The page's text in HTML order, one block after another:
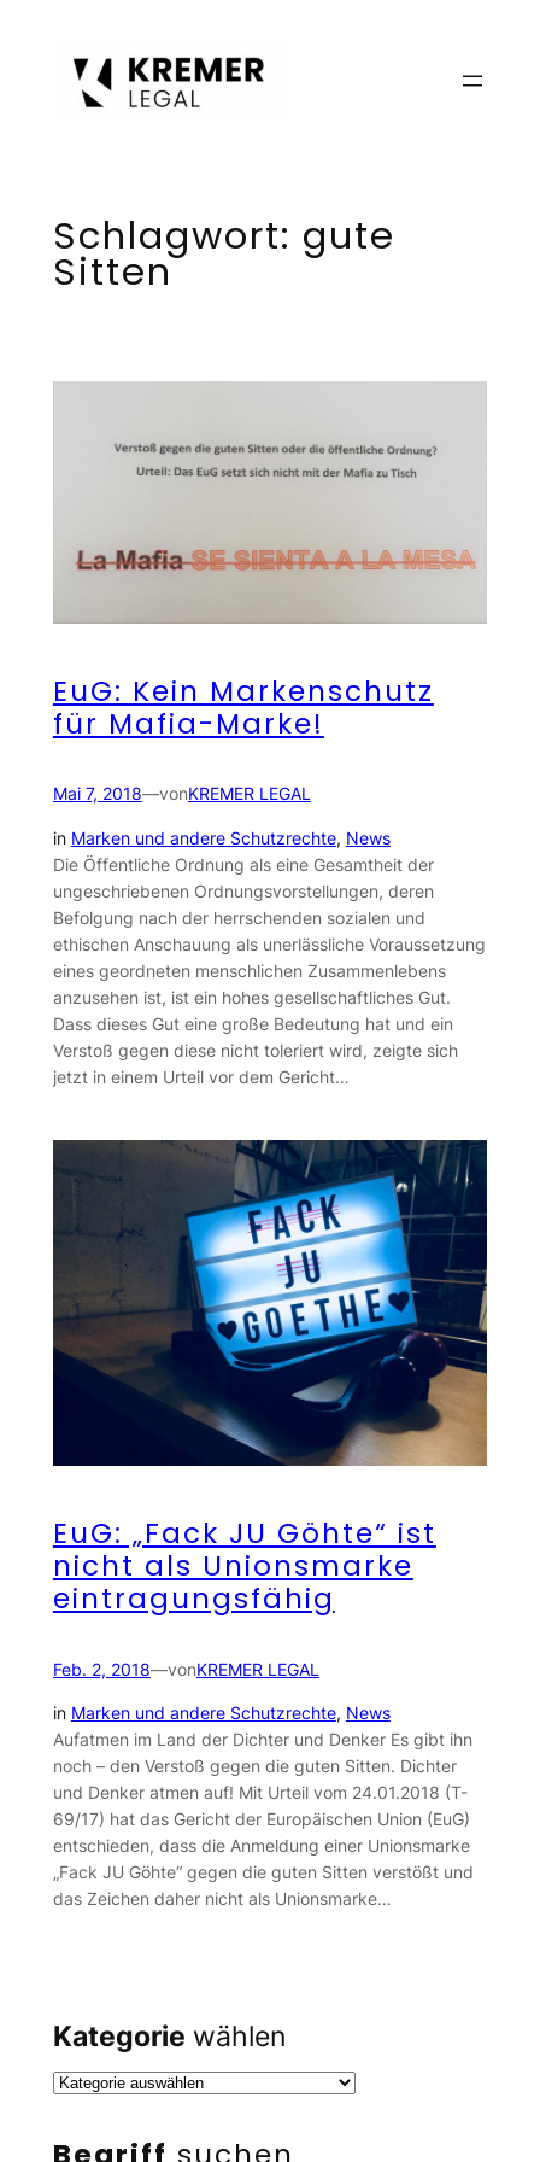
Schlagwort: gute
Sitten
EuG: Kein Markenschutz
für Mafia-Marke!
Mai 7, 2018—vonKREMER LEGAL
in Marken und andere Schutzrechte, News
Die Öffentliche Ordnung als eine Gesamtheit der
ungeschriebenen Ordnungsvorstellungen, deren
Befolgung nach der herrschenden sozialen und
ethischen Anschauung als unerlässliche Voraussetzung
eines geordneten menschlichen Zusammenlebens
anzusehen ist, ist ein hohes gesellschaftliches Gut.
Dass dieses Gut eine große Bedeutung hat und ein
Verstoß gegen diese nicht toleriert wird, zeigte sich
jetzt in einem Urteil vor dem Gericht…
EuG: „Fack JU Göhte“ ist
nicht als Unionsmarke
eintragungsfähig
Feb. 2, 2018—vonKREMER LEGAL
in Marken und andere Schutzrechte, News
Aufatmen im Land der Dichter und Denker Es gibt ihn
noch – den Verstoß gegen die guten Sitten. Dichter
und Denker atmen auf! Mit Urteil vom 24.01.2018 (T-
69/17) hat das Gericht der Europäischen Union (EuG)
entschieden, dass die Anmeldung einer Unionsmarke
„Fack JU Göhte“ gegen die guten Sitten verstößt und
das Zeichen daher nicht als Unionsmarke…
Kategorie wählen